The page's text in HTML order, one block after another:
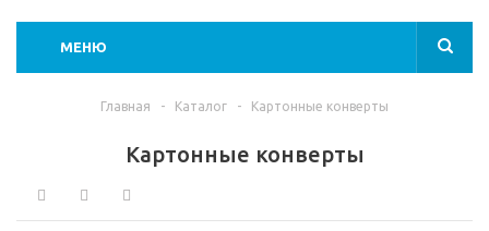
МЕНЮ
Главная - Каталог - Картонные конверты
Картонные конверты